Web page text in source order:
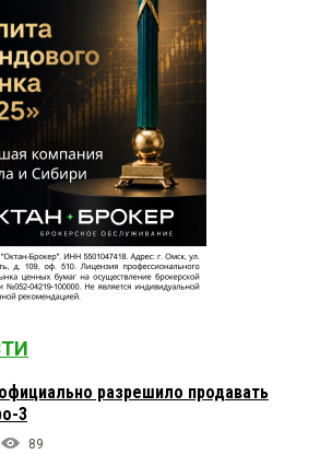
разрешило продавать
3
89